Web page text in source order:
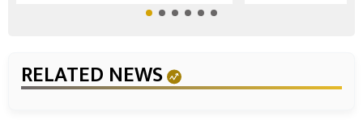
RELATED NEWS